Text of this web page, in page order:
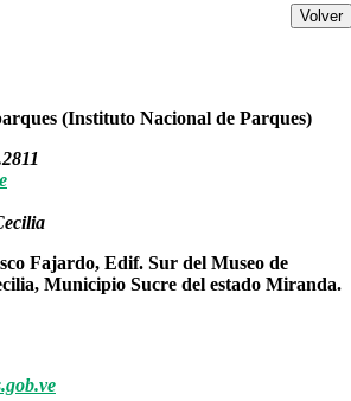
Volver
(Instituto Nacional de Parques)
Fajardo, Edif. Sur del Museo de
Municipio Sucre del estado Miranda.